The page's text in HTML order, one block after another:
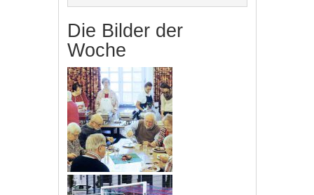
Die Bilder der
Woche